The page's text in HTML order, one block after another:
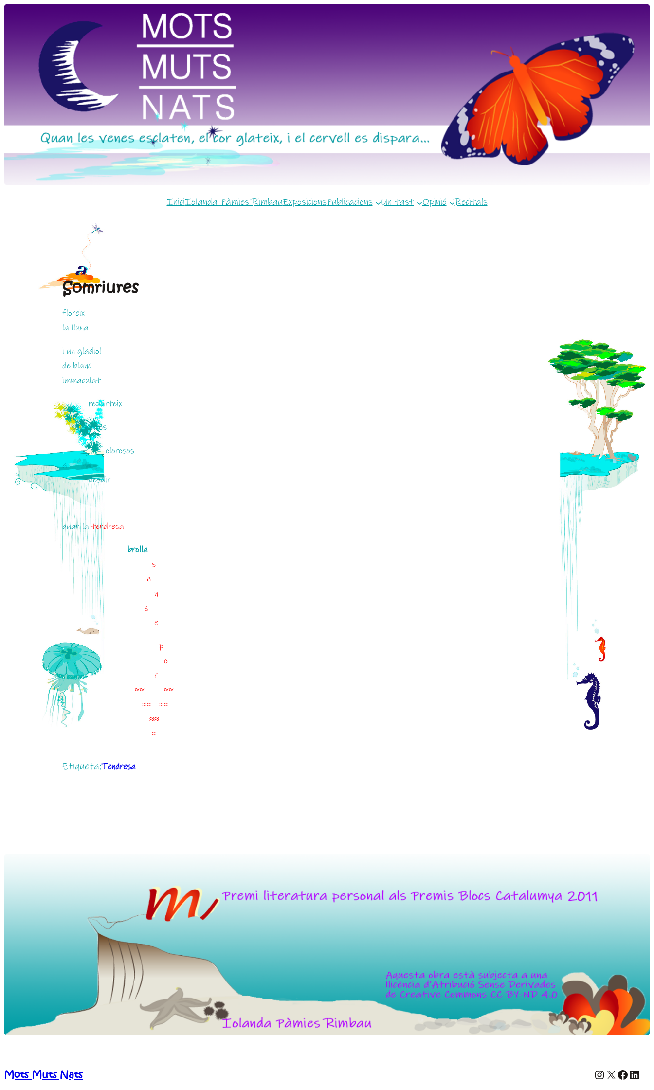
Vés
IniciIolanda Pàmies RimbauExposicionsPublicacions Un tast Opinió Recitals
Somriures
floreix
la lluna
i un gladiol
de blanc
immaculat
.reparteix
somriures
.olorosos
a
.desdir
quan latendresa
brolla
.
s
e
n
s
e
.p
.o
.
r
.≈≈ ≈≈
.≈≈ ≈≈
.≈≈
≈
Etiqueta:Tendresa
Mots Muts Nats Instagram X Facebook LinkedIn